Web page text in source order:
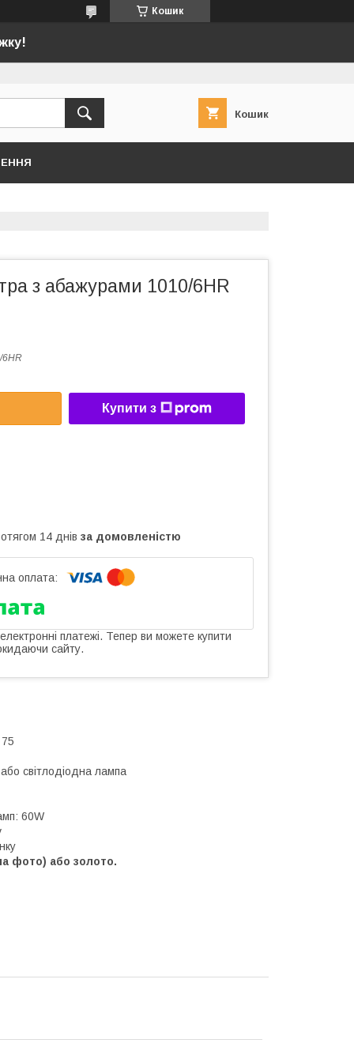
Кошик
Кошик
з абажурами 1010/6HR
6HR
Купити з
14 днів за домовленістю
платежі. Тепер ви можете купити
сайту.
світлодіодна лампа
60W
фото) або золото.